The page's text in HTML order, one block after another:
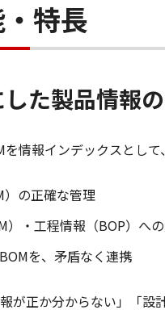
特長
た製品情報
情報インデックスとし
）の正確な管理
）・工程情報（BOP）へ
を、矛盾なく連携
が正か分からない」「設